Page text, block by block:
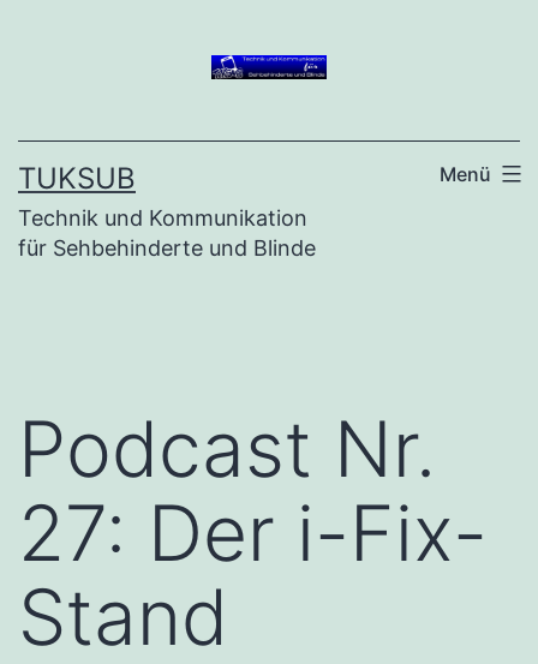
TUKSUB
Technik und Kommunikation
für Sehbehinderte und Blinde
Menü
Podcast Nr.
27: Der i-Fix-
Stand